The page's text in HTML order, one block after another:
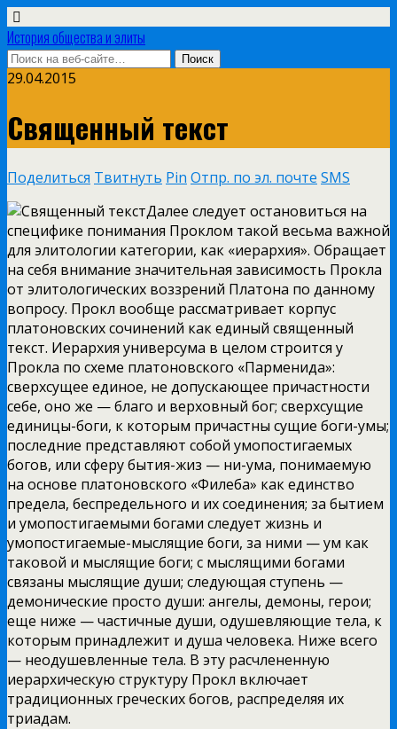
История общества и элиты
29.04.2015
Священный текст
Поделиться Твитнуть Pin Отпр. по эл. почте SMS
Далее следует остановиться на
специфике понимания Проклом такой весьма важной
для элитологии категории, как «иерархия». Обращает
на себя внимание значительная зависимость Прокла
от элитологических воззрений Платона по данному
вопросу. Прокл вообще рассматривает корпус
платоновских сочинений как единый священный
текст. Иерархия универсума в целом строится у
Прокла по схеме платоновского «Парменида»:
сверхсущее единое, не допускающее причастности
себе, оно же — благо и верховный бог; сверхсущие
единицы-боги, к которым причастны сущие боги-умы;
последние представляют собой умопостигаемых
богов, или сферу бытия-жиз — ни-ума, понимаемую
на основе платоновского «Филеба» как единство
предела, беспредельного и их соединения; за бытием
и умопостигаемыми богами следует жизнь и
умопостигаемые-мыслящие боги, за ними — ум как
таковой и мыслящие боги; с мыслящими богами
связаны мыслящие души; следующая ступень —
демонические просто души: ангелы, демоны, герои;
еще ниже — частичные души, одушевляющие тела, к
которым принадлежит и душа человека. Ниже всего
— неодушевленные тела. В эту расчлененную
иерархическую структуру Прокл включает
традиционных греческих богов, распределяя их
триадам.